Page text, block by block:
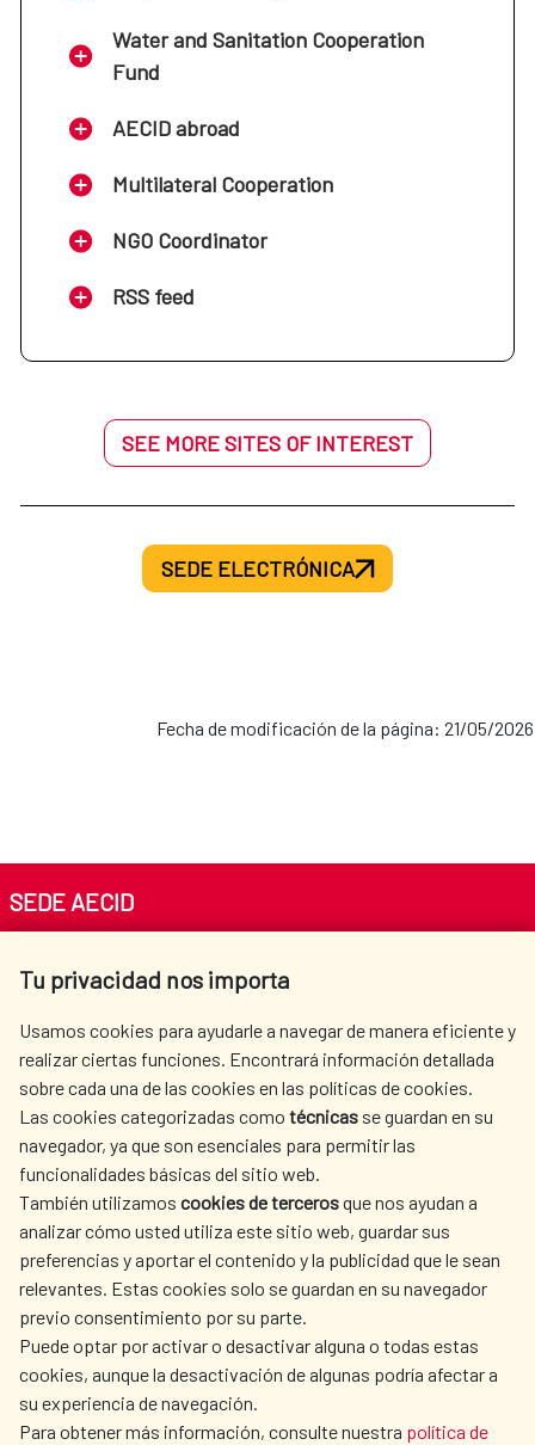
Water and Sanitation Cooperation
Fund
AECID abroad
Multilateral Cooperation
NGO Coordinator
RSS feed
SEE MORE SITES OF INTEREST
SEDE ELECTRÓNICA
Fecha de modificación de la página: 21/05/2026
Tu privacidad nos importa
Usamos cookies para ayudarle a navegar de manera eficiente y
realizar ciertas funciones. Encontrará información detallada
sobre cada una de las cookies en las políticas de cookies.
Las cookies categorizadas como técnicas se guardan en su
navegador, ya que son esenciales para permitir las
funcionalidades básicas del sitio web.
También utilizamos cookies de tercerosque nos ayudan a
analizar cómo usted utiliza este sitio web, guardar sus
preferencias y aportar el contenido y la publicidad que le sean
relevantes. Estas cookies solo se guardan en su navegador
previo consentimiento por su parte.
Puede optar por activar o desactivar alguna o todas estas
cookies, aunque la desactivación de algunas podría afectar a
su experiencia de navegación.
Para obtener más información, consulte nuestra política de
SEDE AECID
Tel. +34 900 20 30 54​​​​​​​
AECID
WHERE DO WE COOPERATE?
SPANISH HUMANITARIAN
ACTION
PRESS ROOM
CULTURE AND SCIENCE LIBRARY
OUR SOCIAL MEDIA